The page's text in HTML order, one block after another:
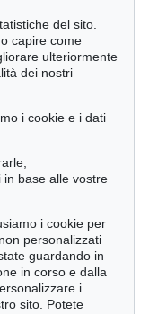
del sito.
capire come
ulteriormente
dei nostri
i cookie e i dati
base alle vostre
i cookie per
personalizzati
guardando in
in corso e dalla
i
sito. Potete